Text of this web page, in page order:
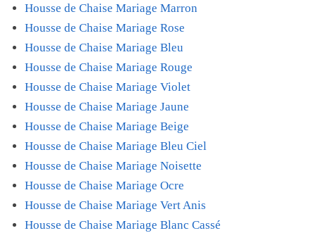
Housse de Chaise Mariage Marron
Housse de Chaise Mariage Rose
Housse de Chaise Mariage Bleu
Housse de Chaise Mariage Rouge
Housse de Chaise Mariage Violet
Housse de Chaise Mariage Jaune
Housse de Chaise Mariage Beige
Housse de Chaise Mariage Bleu Ciel
Housse de Chaise Mariage Noisette
Housse de Chaise Mariage Ocre
Housse de Chaise Mariage Vert Anis
Housse de Chaise Mariage Blanc Cassé